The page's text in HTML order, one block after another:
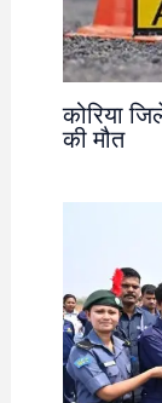
कोरिया
की मौत